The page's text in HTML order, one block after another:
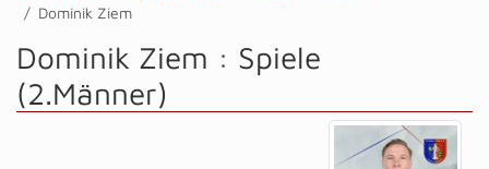
Dominik Ziem
Dominik Ziem : Spiele
(2.Männer)